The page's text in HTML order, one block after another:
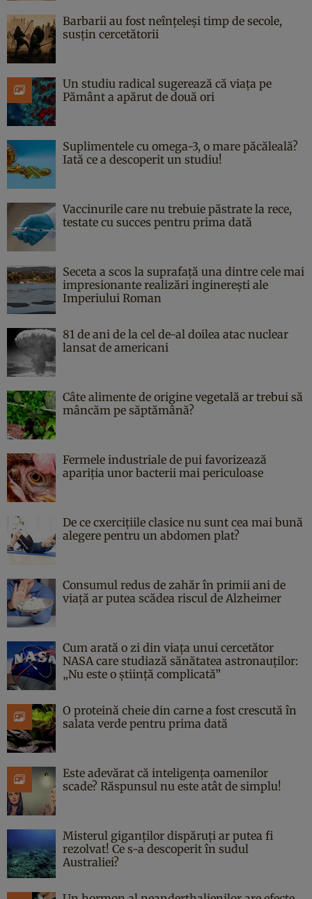
Barbarii au fost neînțeleși timp de secole,
susțin cercetătorii
Un studiu radical sugerează că viața pe
Pământ a apărut de două ori
Suplimentele cu omega-3, o mare păcăleală?
Iată ce a descoperit un studiu!
Vaccinurile care nu trebuie păstrate la rece,
testate cu succes pentru prima dată
Seceta a scos la suprafață una dintre cele mai
impresionante realizări inginerești ale
Imperiului Roman
81 de ani de la cel de-al doilea atac nuclear
lansat de americani
Câte alimente de origine vegetală ar trebui să
mâncăm pe săptămână?
Fermele industriale de pui favorizează
apariția unor bacterii mai periculoase
De ce cxercițiile clasice nu sunt cea mai bună
alegere pentru un abdomen plat?
Consumul redus de zahăr în primii ani de
viață ar putea scădea riscul de Alzheimer
Cum arată o zi din viața unui cercetător
NASA care studiază sănătatea astronauților:
„Nu este o știință complicată”
O proteină cheie din carne a fost crescută în
salata verde pentru prima dată
Este adevărat că inteligența oamenilor
scade? Răspunsul nu este atât de simplu!
Misterul giganților dispăruți ar putea fi
rezolvat! Ce s-a descoperit în sudul
Australiei?